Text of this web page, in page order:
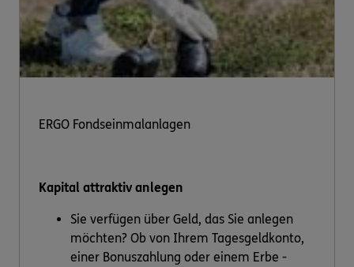
ERGO Fondseinmalanlagen
Kapital attraktiv anlegen
Sie verfügen über Geld, das Sie anlegen
möchten? Ob von Ihrem Tagesgeldkonto,
einer Bonuszahlung oder einem Erbe -